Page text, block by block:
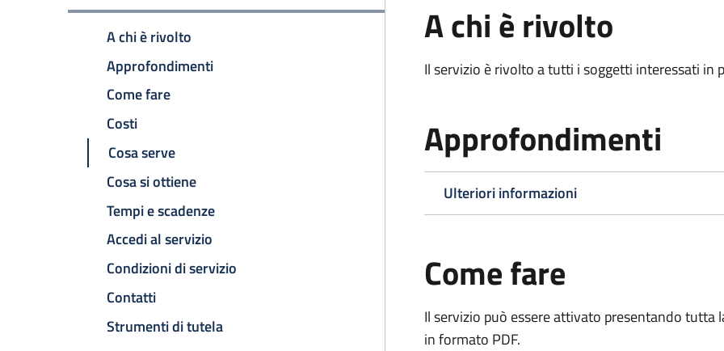
A chi è rivolto
Approfondimenti
Come fare
Costi
Cosa serve
Cosa si ottiene
Tempi e scadenze
Accedi al servizio
Condizioni di servizio
Contatti
Strumenti di tutela
A chi è rivolto
Il servizio è rivolto a tutti i soggetti interessati in
Approfondimenti
Ulteriori informazioni
Come fare
Il servizio può essere attivato presentando
in formato PDF.